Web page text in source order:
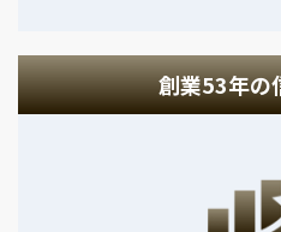
創業53年の